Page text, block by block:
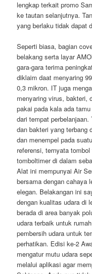
lengkap terkait promo
ke tautan selanjutnya.
yang berlaku tidak dapat
Seperti biasa, bagian
belakang serta layar
gara-gara terima
diklaim daat menyaring
0,3 mikron. IT juga
menyaring virus, bakteri,
pakai pada kala ada
dari tempat
dan bakteri yang terbang
dan menempel pada
referensi, ternyata
tomboltimer di dalam
Alat ini mempunyai Air
bersama dengan cahaya
elegan. Belakangan ini
dengan kualitas udara di
berada di area banyak
udara terbaik untuk
pembersih udara untuk
perhatikan. Edisi ke-2
mengatur mutu udara
melalui aplikasi agar